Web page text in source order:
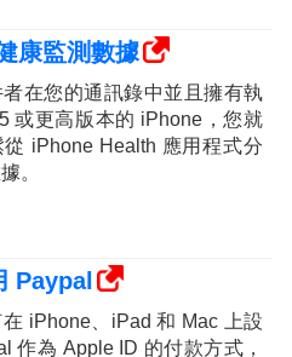
康監測數據
者在您的通訊錄中並且擁有執
或更高版本的 iPhone，您就
iPhone Health 應用程式分
。
Paypal
iPhone、iPad 和 Mac 上設
作為 Apple ID 的付款方式，